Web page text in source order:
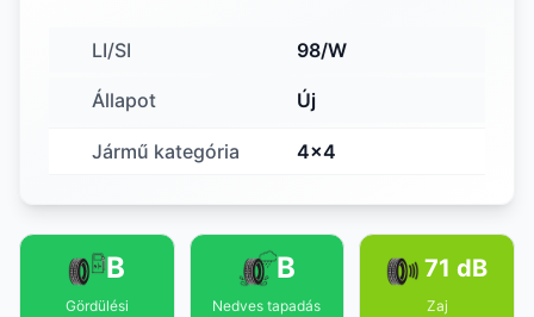
LI/SI 98/W
Állapot Új
Jármű kategória 4x4
B
Gördülési
B
Nedves tapadás
71 dB
Zaj